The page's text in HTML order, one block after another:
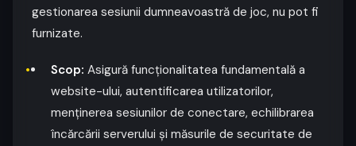
gestionarea sesiunii dumneavoastră de joc, nu pot fi
furnizate.
Scop: Asigură funcționalitatea fundamentală a
website-ului, autentificarea utilizatorilor,
menținerea sesiunilor de conectare, echilibrarea
încărcării serverului și măsurile de securitate de